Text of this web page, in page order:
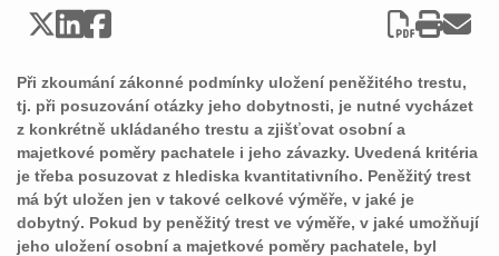
Při zkoumání zákonné podmínky uložení peněžitého trestu,
tj. při posuzování otázky jeho dobytnosti, je nutné vycházet
z konkrétně ukládaného trestu a zjišťovat osobní a
majetkové poměry pachatele i jeho závazky. Uvedená kritéria
je třeba posuzovat z hlediska kvantitativního. Peněžitý trest
má být uložen jen v takové celkové výměře, v jaké je
dobytný. Pokud by peněžitý trest ve výměře, v jaké umožňují
jeho uložení osobní a majetkové poměry pachatele, byl